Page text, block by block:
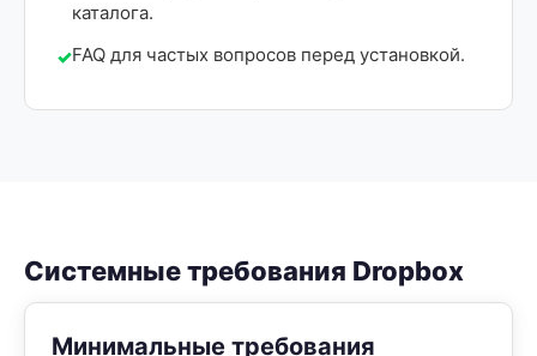
каталога.
FAQ для частых вопросов перед установкой.
Системные требования Dropbox
Минимальные требования